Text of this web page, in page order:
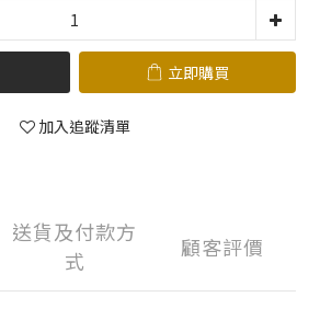
立即購買
加入追蹤清單
送貨及付款方
式
顧客評價